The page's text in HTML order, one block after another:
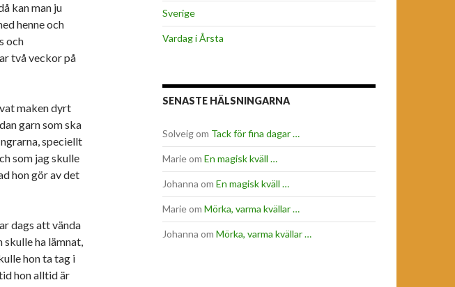
kan man ju
henne och
och
två veckor på
maken dyrt
garn som ska
speciellt
som jag skulle
hon gör av det
dags att vända
ha lämnat,
hon ta tag i
hon alltid är
Sverige
Vardag i Årsta
SENASTE HÄLSNINGARNA
Solveigom Tack för fina dagar …
Marieom En magisk kväll …
Johanna om En magisk kväll …
Marieom Mörka, varma kvällar …
Johanna om Mörka, varma kvällar …